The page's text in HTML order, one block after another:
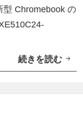
型 Chromebook の
続きを読む 「
C